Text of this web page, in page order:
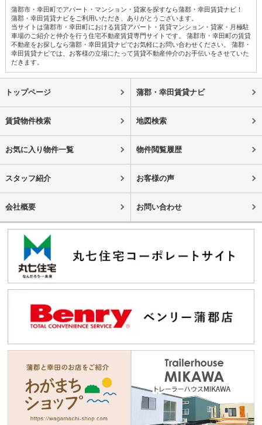
蒲郡市・幸田町でアパート・マンション・貸家を探すなら蒲郡・幸田賃貸ナビ！
蒲郡・幸田賃貸ナビをご利用いただき、ありがとうございます。
当サイトは蒲郡市・幸田町における賃貸アパート・賃貸マンション・貸家・月極駐
車場のご紹介と仲介を行う住宅不動産賃貸専門サイトです。 蒲郡市・幸田町の賃貸
不動産をお探しなら蒲郡・幸田賃貸ナビでお気軽にお問い合わせください。 蒲郡・
幸田賃貸ナビでは、お客様の立場にたって賃貸不動産仲介のお手伝いをさせていた
だきます。
トップページ 蒲郡・幸田賃貸ナビ
賃貸物件検索 地図検索
お気に入り物件一覧 物件閲覧履歴
スタッフ紹介 お客様の声
会社概要 お問い合わせ